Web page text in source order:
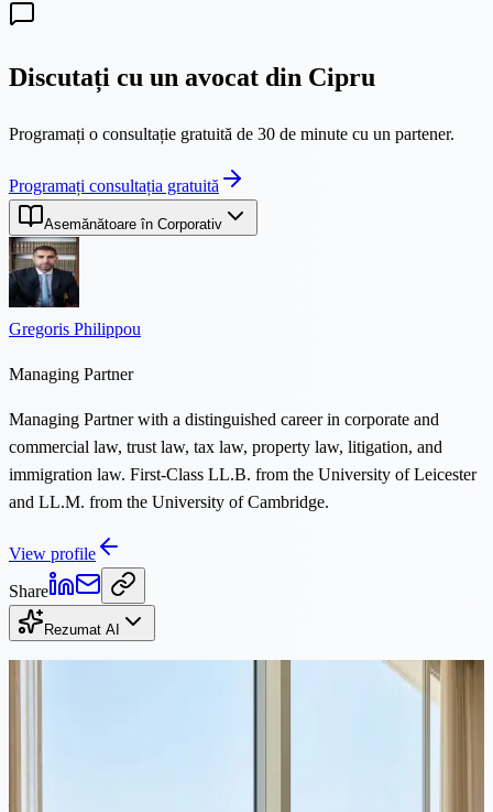
Discutați cu un avocat din Cipru
Programați o consultație gratuită de 30 de minute cu un partener.
Programați consultația gratuită
Asemănătoare în Corporativ
Gregoris Philippou
Managing Partner
Managing Partner with a distinguished career in corporate and
commercial law, trust law, tax law, property law, litigation, and
immigration law. First-Class LL.B. from the University of Leicester
and LL.M. from the University of Cambridge.
View profile
Share
Rezumat AI